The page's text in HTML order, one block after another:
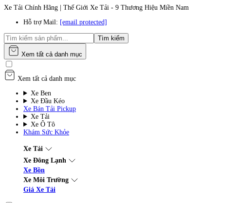
Xe Tải Chính Hãng | Thế Giới Xe Tải - 9 Thương Hiệu Miền Nam
Hỗ trợ Mail: [email protected]
Tìm kiếm
Xem tất cả danh mục
Xem tất cả danh mục
Xe Ben
Xe Đầu Kéo
Xe Bán Tải Pickup
Xe Tải
Xe Ô Tô
Khám Sức Khỏe
Xe Tải
Xe Đông Lạnh
Xe Bồn
Xe Môi Trường
Giá Xe Tải